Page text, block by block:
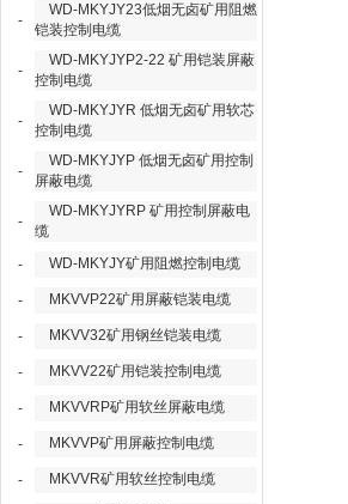
-
WD-MKYJY23低烟无卤矿用阻燃
铠装控制电缆
-
WD-MKYJYP2-22 矿用铠装屏蔽
控制电缆
-
WD-MKYJYR 低烟无卤矿用软芯
控制电缆
-
WD-MKYJYP 低烟无卤矿用控制
屏蔽电缆
-
WD-MKYJYRP 矿用控制屏蔽电
缆
-
WD-MKYJY矿用阻燃控制电缆
- MKVVP22矿用屏蔽铠装电缆
- MKVV32矿用钢丝铠装电缆
- MKVV22矿用铠装控制电缆
- MKVVRP矿用软丝屏蔽电缆
- MKVVP矿用屏蔽控制电缆
- MKVVR矿用软丝控制电缆